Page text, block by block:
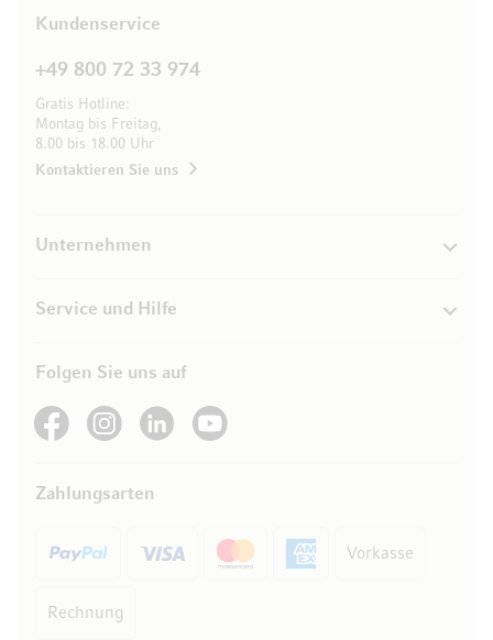
Kundenservice
+49 800 72 33 974
Gratis Hotline:
Montag bis Freitag,
8.00 bis 18.00 Uhr
Kontaktieren Sie uns
Unternehmen
Service und Hilfe
Folgen Sie uns auf
See our FacebookSee our Instagram account
See our LinkedInSee our YouTube channel
Zahlungsarten
Vorkasse
Rechnung